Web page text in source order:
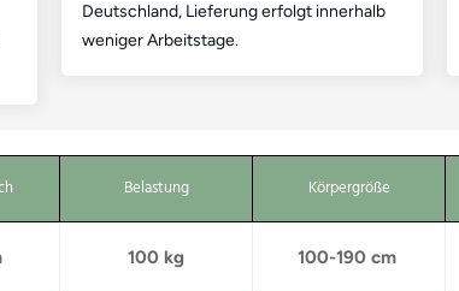
Deutschland, Lieferung erfolgt innerhalb
weniger Arbeitstage.
Belastung Körpergröße
100 kg 100-190 cm